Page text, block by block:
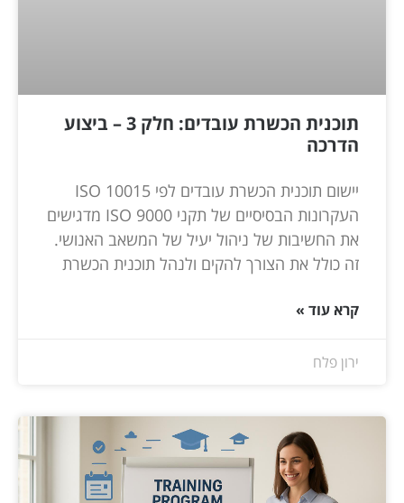
תוכנית הכשרת עובדים: חלק 3 – ביצוע
הדרכה
יישום תוכנית הכשרת עובדים לפי ISO 10015
העקרונות הבסיסיים של תקני ISO 9000 מדגישים
את החשיבות של ניהול יעיל של המשאב האנושי.
זה כולל את הצורך להקים ולנהל תוכנית הכשרת
קרא עוד »
ירון פלח